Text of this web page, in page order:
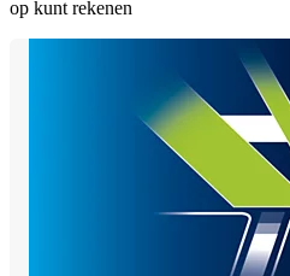
op kunt rekenen